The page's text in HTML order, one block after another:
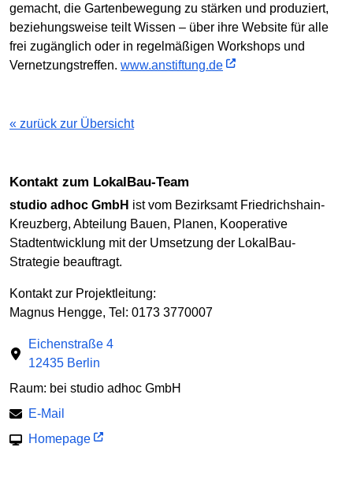
gemacht, die Gartenbewegung zu stärken und produziert,
beziehungsweise teilt Wissen – über ihre Website für alle
frei zugänglich oder in regelmäßigen Workshops und
Vernetzungstreffen. www.anstiftung.de
« zurück zur Übersicht
Kontakt zum LokalBau-Team
studio adhoc GmbH ist vom Bezirksamt Friedrichshain-
Kreuzberg, Abteilung Bauen, Planen, Kooperative
Stadtentwicklung mit der Umsetzung der LokalBau-
Strategie beauftragt.
Kontakt zur Projektleitung:
Magnus Hengge, Tel: 0173 3770007
Eichenstraße 4
12435 Berlin
Raum: bei studio adhoc GmbH
E-Mail
Homepage